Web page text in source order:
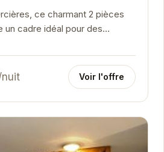
ce charmant 2 pièces
un cadre idéal pour des
ou entre amis. Son
nuit Voir l'offre